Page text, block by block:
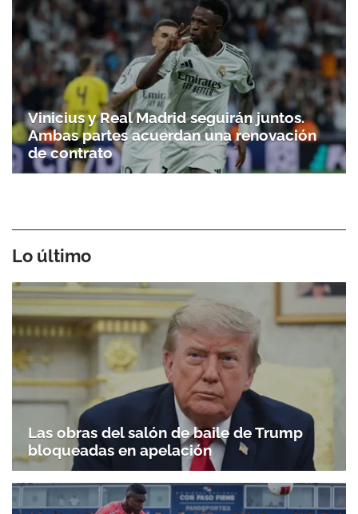
Vinicius y Real Madrid seguirán juntos.
Ambas partes acuerdan una renovación
de contrato
Lo último
Las obras del salón de baile de Trump
bloqueadas en apelación